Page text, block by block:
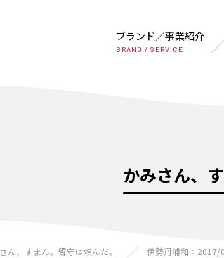
ブランド／事業紹介
BRAND / SERVICE
かみさん、
ん、すまん。留守は頼んだ。 伊勢丹浦和：